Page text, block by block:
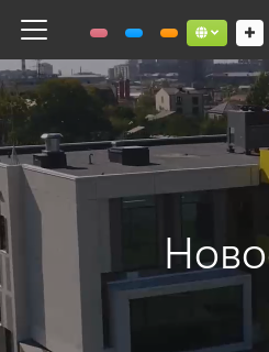
Toggle navigation